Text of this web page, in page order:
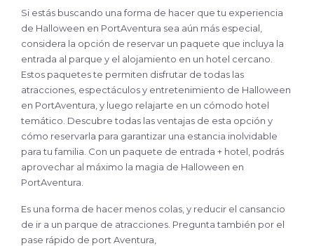
Si estás buscando una forma de hacer que tu experiencia
de Halloween en PortAventura sea aún más especial,
considera la opción de reservar un paquete que incluya la
entrada al parque y el alojamiento en un hotel cercano.
Estos paquetes te permiten disfrutar de todas las
atracciones, espectáculos y entretenimiento de Halloween
en PortAventura, y luego relajarte en un cómodo hotel
temático. Descubre todas las ventajas de esta opción y
cómo reservarla para garantizar una estancia inolvidable
para tu familia. Con un paquete de entrada + hotel, podrás
aprovechar al máximo la magia de Halloween en
PortAventura.
Es una forma de hacer menos colas, y reducir el cansancio
de ir a un parque de atracciones. Pregunta también por el
pase rápido de port Aventura,